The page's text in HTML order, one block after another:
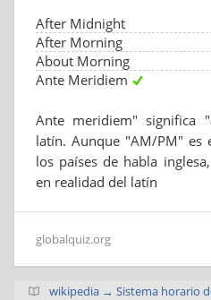
After Midnight
After Morning
About Morning
Ante Meridiem
Ante meridiem" significa
latín. Aunque "AM/PM" es
los países de habla
en realidad del latín
globalquiz.org
wikipedia → Sistema horario